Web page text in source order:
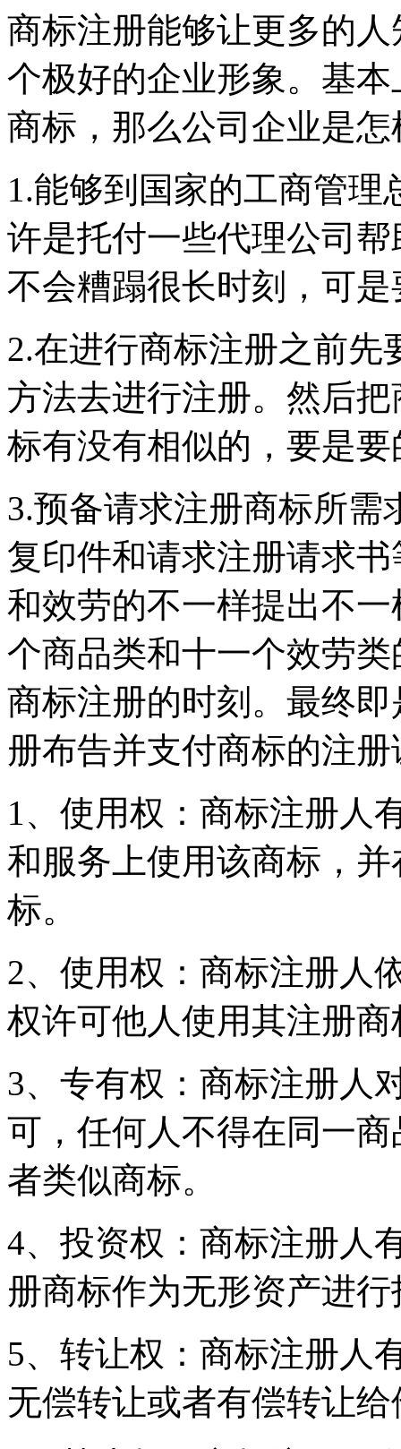
商标注册能够让更多的
个极好的企业形象。基
商标，那么公司企业是
1.能够到国家的工商管
许是托付一些代理公司
不会糟蹋很长时刻，可
2.在进行商标注册之前
方法去进行注册。然后
标有没有相似的，要是
3.预备请求注册商标所
复印件和请求注册请求
和效劳的不一样提出不
个商品类和十一个效劳
商标注册的时刻。最终
册布告并支付商标的注册
1、使用权：商标注册人
和服务上使用该商标，
标。
2、使用权：商标注册人
权许可他人使用其注册商
3、专有权：商标注册人
可，任何人不得在同一
者类似商标。
4、投资权：商标注册人
册商标作为无形资产进行
5、转让权：商标注册人
无偿转让或者有偿转让给